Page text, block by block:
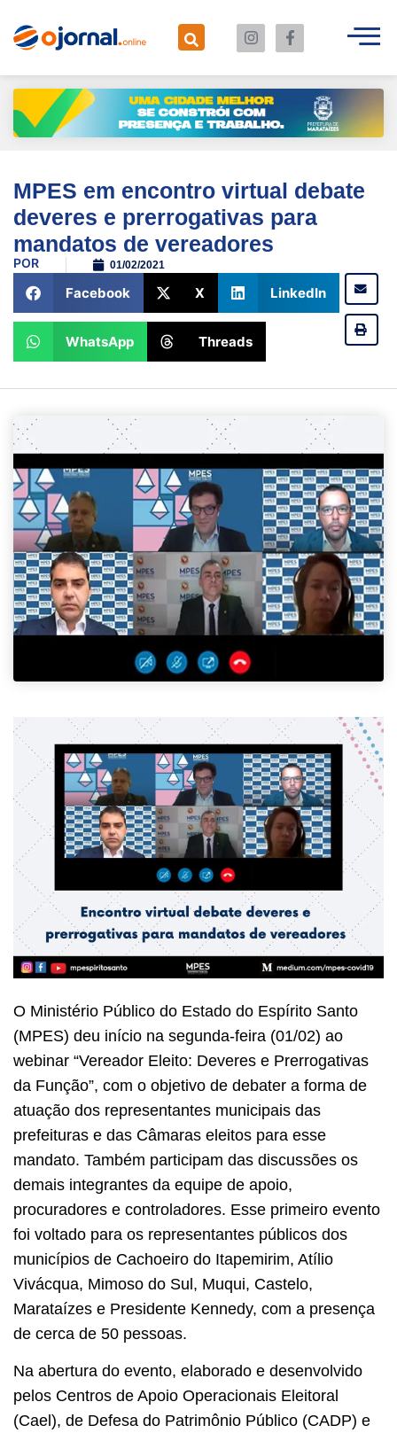
MPES em encontro virtual debate
deveres e prerrogativas para
mandatos de vereadores
POR 01/02/2021
Facebook X LinkedIn
WhatsApp Threads
O Ministério Público do Estado do Espírito Santo
(MPES) deu início na segunda-feira (01/02) ao
webinar “Vereador Eleito: Deveres e Prerrogativas
da Função”, com o objetivo de debater a forma de
atuação dos representantes municipais das
prefeituras e das Câmaras eleitos para esse
mandato. Também participam das discussões os
demais integrantes da equipe de apoio,
procuradores e controladores. Esse primeiro evento
foi voltado para os representantes públicos dos
municípios de Cachoeiro do Itapemirim, Atílio
Vivácqua, Mimoso do Sul, Muqui, Castelo,
Marataízes e Presidente Kennedy, com a presença
de cerca de 50 pessoas.
Na abertura do evento, elaborado e desenvolvido
pelos Centros de Apoio Operacionais Eleitoral
(Cael), de Defesa do Patrimônio Público (CADP) e